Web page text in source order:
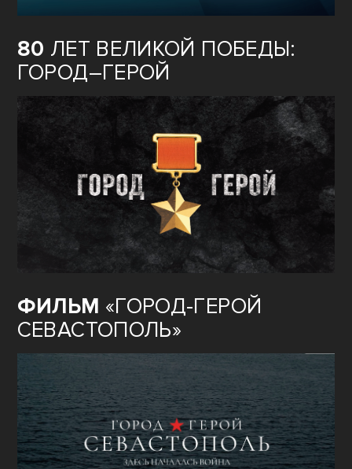
80 ЛЕТ ВЕЛИКОЙ ПОБЕДЫ:
ГОРОД–ГЕРОЙ
ФИЛЬМ «ГОРОД-ГЕРОЙ
СЕВАСТОПОЛЬ»